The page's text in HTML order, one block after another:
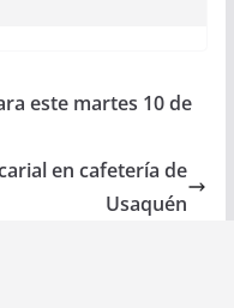
este martes 10 de
en cafetería de
Usaquén